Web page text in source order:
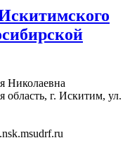
Николаевна
область, г. Искитим, ул.